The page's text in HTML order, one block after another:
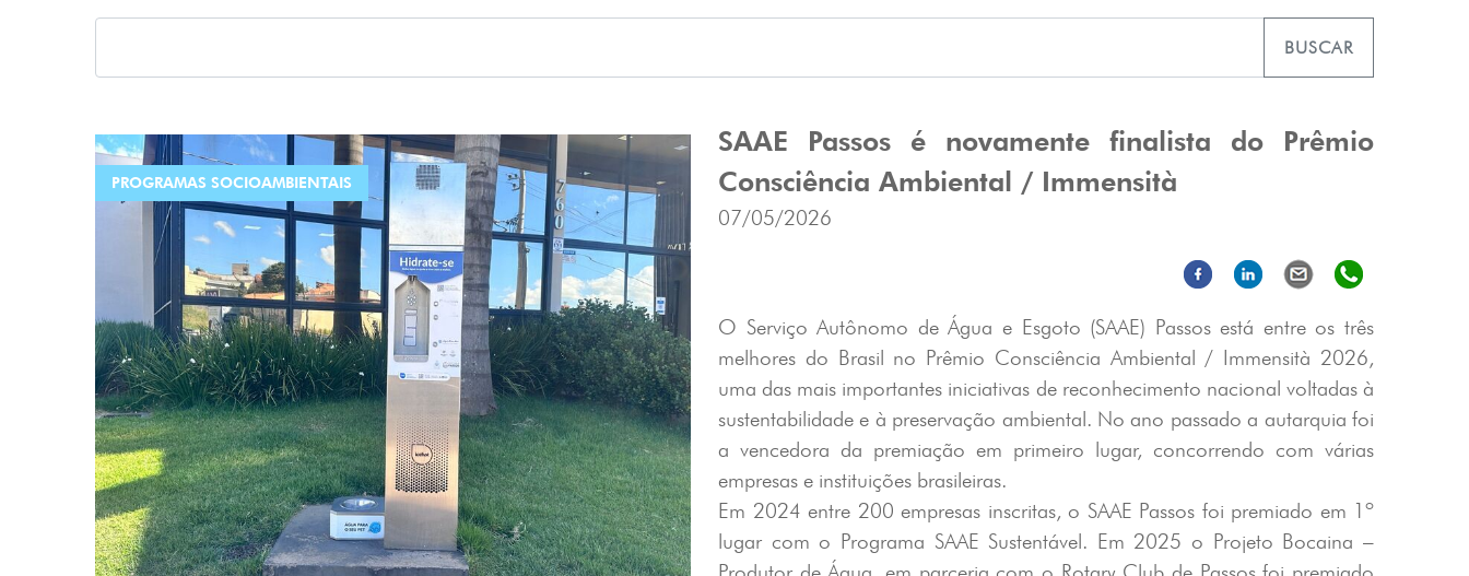
BUSCAR
PROGRAMAS SOCIOAMBIENTAIS
SAAE Passos é novamente finalista do Prêmio
Consciência Ambiental / Immensità
07/05/2026
O Serviço Autônomo de Água e Esgoto (SAAE) Passos está entre os três
melhores do Brasil no Prêmio Consciência Ambiental / Immensità 2026,
uma das mais importantes iniciativas de reconhecimento nacional voltadas à
sustentabilidade e à preservação ambiental. No ano passado a autarquia foi
a vencedora da premiação em primeiro lugar, concorrendo com várias
empresas e instituições brasileiras.
Em 2024 entre 200 empresas inscritas, o SAAE Passos foi premiado em 1º
lugar com o Programa SAAE Sustentável. Em 2025 o Projeto Bocaina –
Produtor de Água, em parceria com o Rotary Club de Passos foi premiado